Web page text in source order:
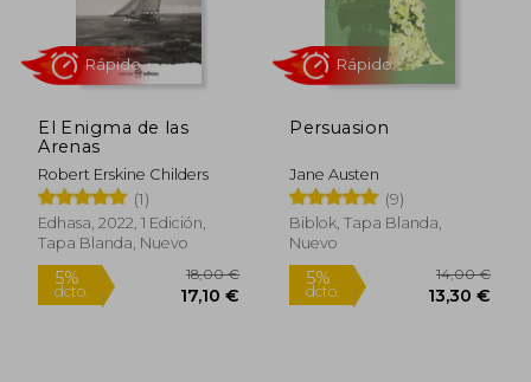
5% 5%
El Enigma de las
Arenas
Robert Erskine Childers
(1)
Edhasa, 2022, 1 Edición,
Tapa Blanda, Nuevo
Persuasion
Jane Austen
(9)
Biblok, Tapa Blanda,
Nuevo